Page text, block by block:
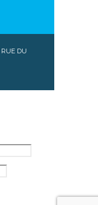
RUE DU